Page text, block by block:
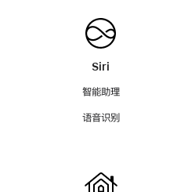
Siri
智能助理
语音识别